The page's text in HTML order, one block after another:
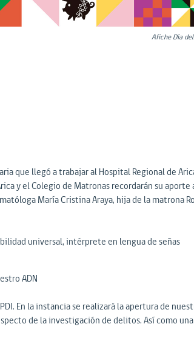
Afiche Día
que llegó a trabajar al Hospital Regional de
y el Colegio de Matronas recordarán su aporte
María Cristina Araya, hija de la matrona
universal, intérprete en lengua de señas
ADN
En la instancia se realizará la apertura de
de la investigación de delitos. Así como